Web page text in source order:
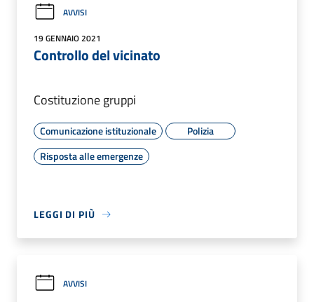
AVVISI
19 GENNAIO 2021
Controllo del vicinato
Costituzione gruppi
Comunicazione istituzionale
Polizia
Risposta alle emergenze
LEGGI DI PIÙ
AVVISI